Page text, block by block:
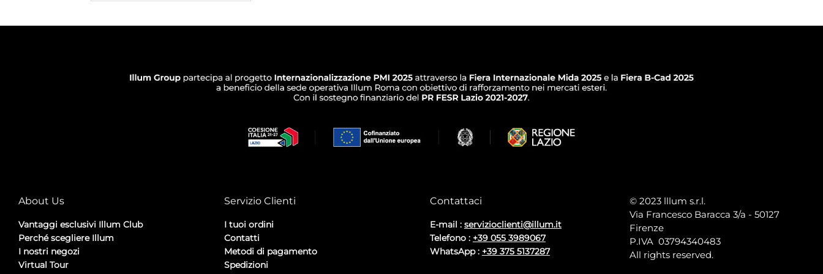
About Us
Vantaggi esclusivi Illum Club
Perché scegliere Illum
I nostri negozi
Virtual Tour
Servizio Clienti
I tuoi ordini
Contatti
Metodi di pagamento
Spedizioni
Contattaci
E-mail : servizioclienti@illum.it
Telefono : +39 055 3989067
WhatsApp : +39 375 5137287
© 2023 lllum s.r.l.
Via Francesco Baracca 3/a - 50127
Firenze
P.IVA 03794340483
All rights reserved.